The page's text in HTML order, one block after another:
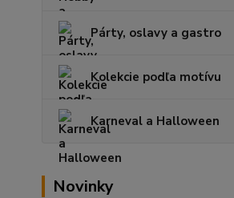
Párty, oslavy a gastro
Kolekcie podľa motívu
Karneval a Halloween
Novinky